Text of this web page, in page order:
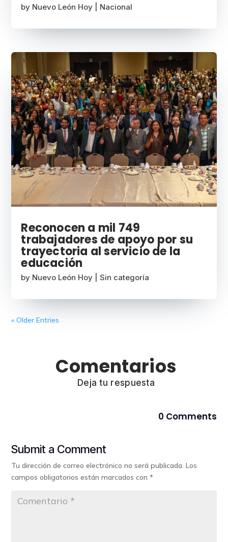
by Nuevo León Hoy Nacional
Reconocen a mil 749
trabajadores de apoyo por su
trayectoria al servicio de la
educación
by Nuevo León Hoy |Sin categoría
« Older Entries
Comentarios
Deja tu respuesta
0 Comments
Submit a Comment
Tu dirección de correo electrónico no será publicada. Los
campos obligatorios están marcados con*